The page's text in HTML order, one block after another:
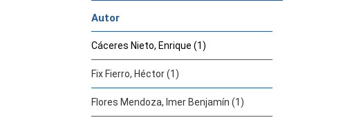
Autor
Cáceres Nieto, Enrique (1)
Fix Fierro, Héctor (1)
Flores Mendoza, Imer Benjamín (1)